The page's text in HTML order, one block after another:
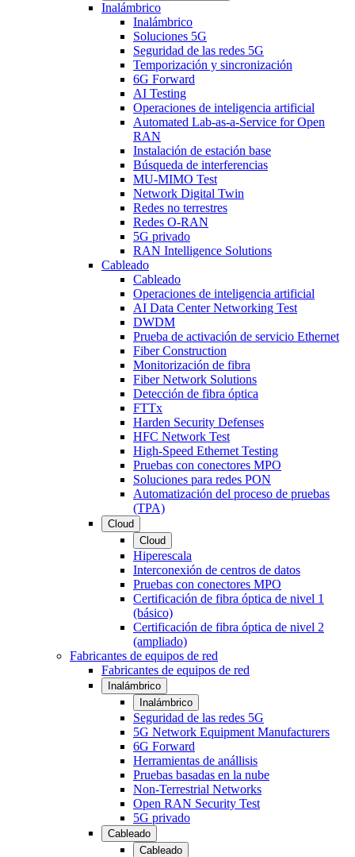
Inalámbrico
Inalámbrico
Soluciones 5G
Seguridad de las redes 5G
Temporización y sincronización
6G Forward
AI Testing
Operaciones de inteligencia artificial
Automated Lab-as-a-Service for Open
RAN
Instalación de estación base
Búsqueda de interferencias
MU-MIMO Test
Network Digital Twin
Redes no terrestres
Redes O-RAN
5G privado
RAN Intelligence Solutions
Cableado
Cableado
Operaciones de inteligencia artificial
AI Data Center Networking Test
DWDM
Prueba de activación de servicio Ethernet
Fiber Construction
Monitorización de fibra
Fiber Network Solutions
Detección de fibra óptica
FTTx
Harden Security Defenses
HFC Network Test
High-Speed Ethernet Testing
Pruebas con conectores MPO
Soluciones para redes PON
Automatización del proceso de pruebas
(TPA)
Cloud
Cloud
Hiperescala
Interconexión de centros de datos
Pruebas con conectores MPO
Certificación de fibra óptica de nivel 1
(básico)
Certificación de fibra óptica de nivel 2
(ampliado)
Fabricantes de equipos de red
Fabricantes de equipos de red
Inalámbrico
Inalámbrico
Seguridad de las redes 5G
5G Network Equipment Manufacturers
6G Forward
Herramientas de anállisis
Pruebas basadas en la nube
Non-Terrestrial Networks
Open RAN Security Test
5G privado
Cableado
Cableado